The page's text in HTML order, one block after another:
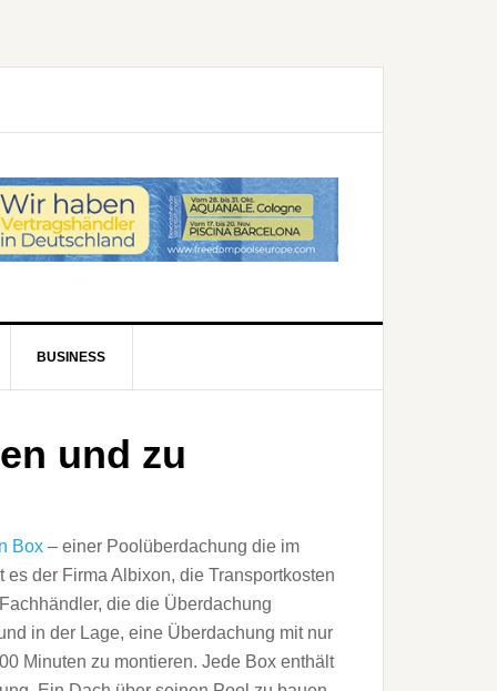
BUSINESS
und zu
Box – einer Poolüberdachung die im
der Firma Albixon, die Transportkosten
die die Überdachung
in der Lage, eine Überdachung mit nur
Minuten zu montieren. Jede Box enthält